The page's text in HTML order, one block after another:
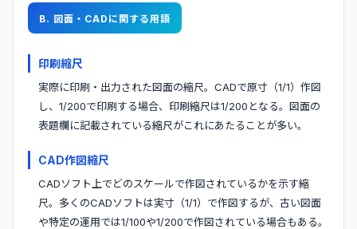
B. 図面・CADに関する用語
印刷縮尺
実際に印刷・出力された図面の縮尺。CADで原寸（1/1）作図
し、1/200で印刷する場合、印刷縮尺は1/200となる。図面の
表題欄に記載されている縮尺がこれにあたることが多い。
CAD作図縮尺
CADソフト上でどのスケールで作図されているかを示す縮
尺。多くのCADソフトは実寸（1/1）で作図するが、古い図面
や特定の運用では1/100や1/200で作図されている場合もある。